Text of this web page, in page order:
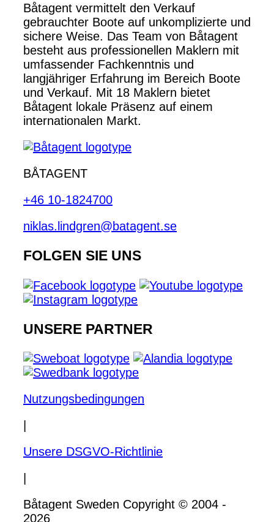
Båtagent vermittelt den Verkauf
gebrauchter Boote auf unkomplizierte und
sichere Weise. Das Team von Båtagent
besteht aus professionellen Maklern mit
umfassender Fachkenntnis und
langjähriger Erfahrung im Bereich Boote
und Verkauf. Mit 18 Maklern bietet
Båtagent lokale Präsenz auf einem
internationalen Markt.
BÅTAGENT
+46 10-1824700
niklas.lindgren@batagent.se
FOLGEN SIE UNS
UNSERE PARTNER
Nutzungsbedingungen
Unsere DSGVO-Richtlinie
Båtagent Sweden Copyright © 2004 -
2026